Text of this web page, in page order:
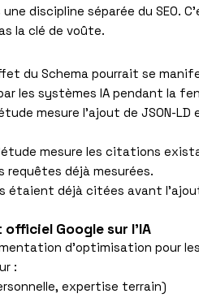
une discipline séparée du
la clé de voûte.
du Schema pourrait se
les systèmes IA pendant la
mesure l’ajout de JSON-
mesure les citations
requêtes déjà mesurées.
étaient déjà citées avant
Google sur l'IA
d’optimisation pour
:
expertise terrain)